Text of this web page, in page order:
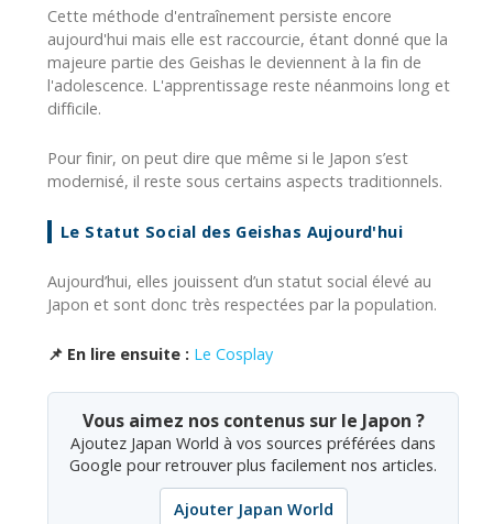
Cette méthode d'entraînement persiste encore
aujourd'hui mais elle est raccourcie, étant donné que la
majeure partie des Geishas le deviennent à la fin de
l'adolescence. L'apprentissage reste néanmoins long et
difficile.
Pour finir, on peut dire que même si le Japon s’est
modernisé, il reste sous certains aspects traditionnels.
Le Statut Social des Geishas Aujourd'hui
Aujourd’hui, elles jouissent d’un statut social élevé au
Japon et sont donc très respectées par la population.
📌 En lire ensuite : Le Cosplay
Vous aimez nos contenus sur le Japon ?
Ajoutez Japan World à vos sources préférées dans
Google pour retrouver plus facilement nos articles.
Ajouter Japan World